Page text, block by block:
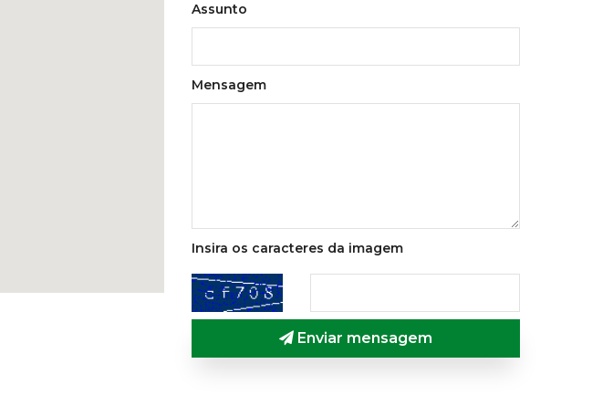
Assunto
Mensagem
Insira os caracteres da imagem
Enviar mensagem